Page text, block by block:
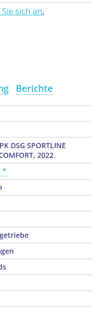
sich an,
Berichte
DSG SPORTLINE
2022